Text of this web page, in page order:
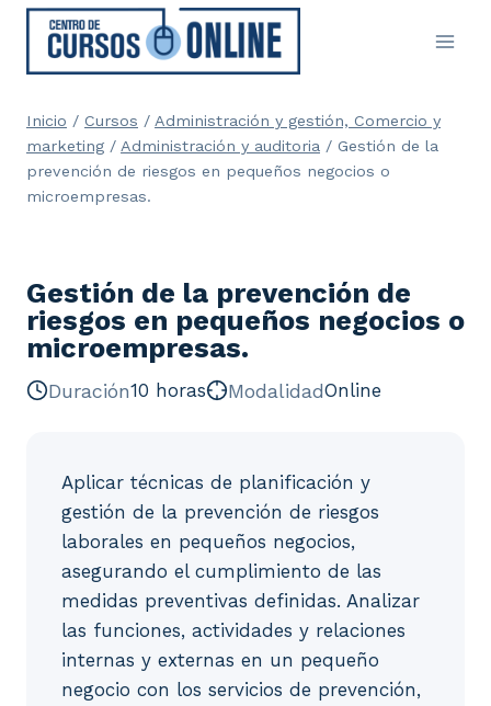
Saltar
contenido
Inicio / Cursos / Administración y gestión, Comercio y
marketing / Administración y auditoria / Gestión de la
prevención de riesgos en pequeños negocios o
microempresas.
Gestión de la prevención de
riesgos en pequeños negocios o
microempresas.
Duración10 horas ModalidadOnline
Aplicar técnicas de planificación y
gestión de la prevención de riesgos
laborales en pequeños negocios,
asegurando el cumplimiento de las
medidas preventivas definidas. Analizar
las funciones, actividades y relaciones
internas y externas en un pequeño
negocio con los servicios de prevención,